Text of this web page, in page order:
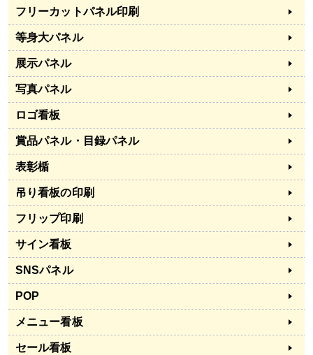
フリーカットパネル印刷
等身大パネル
展示パネル
写真パネル
ロゴ看板
賞品パネル・目録パネル
表彰楯
吊り看板の印刷
フリップ印刷
サイン看板
SNSパネル
POP
メニュー看板
セール看板